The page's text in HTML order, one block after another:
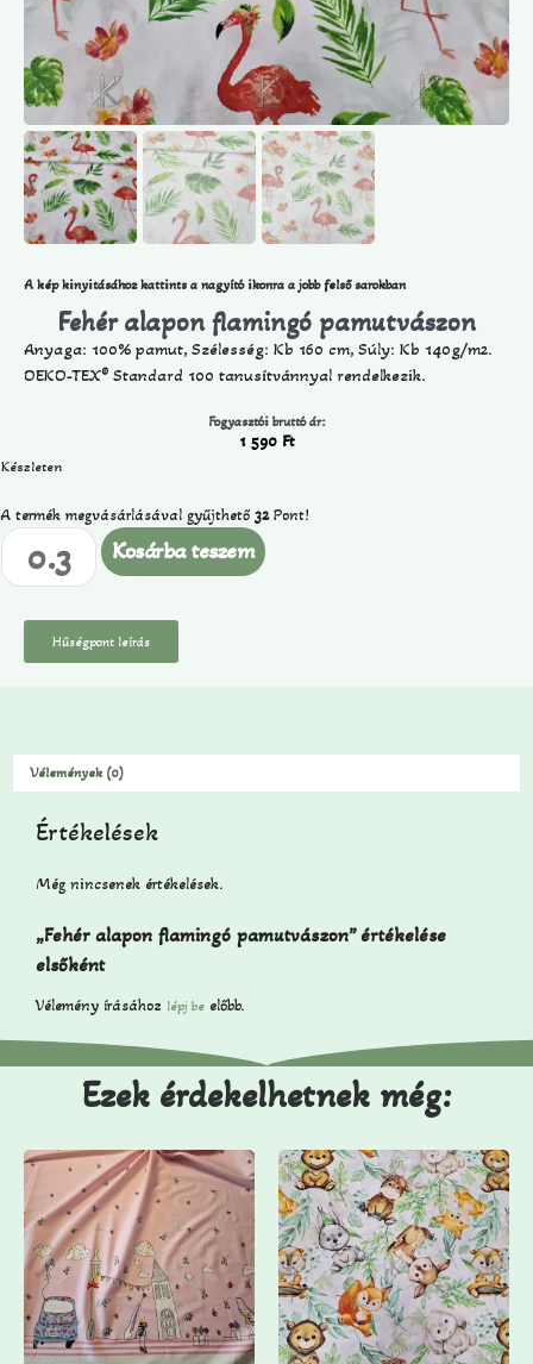
A kép kinyitásához kattints a nagyító ikonra a jobb felső sarokban
Fehér alapon flamingó pamutvászon
Anyaga: 100% pamut, Szélesség: Kb 160 cm, Súly: Kb 140g/m2.
OEKO-TEX® Standard 100 tanusítvánnyal rendelkezik.
Fogyasztói bruttó ár:
1 590 Ft
Készleten
A termék megvásárlásával gyűjthető32Pont!
Kosárba teszem
Hűségpont leírás
Vélemények (0)
Értékelések
Még nincsenek értékelések.
„Fehér alapon flamingó pamutvászon” értékelése
elsőként
Vélemény írásához lépj be előbb.
Ezek érdekelhetnek még: